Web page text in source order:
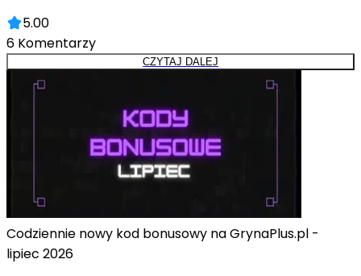
5.00
6 Komentarzy
CZYTAJ DALEJ
Codziennie nowy kod bonusowy na GrynaPlus.pl -
lipiec 2026